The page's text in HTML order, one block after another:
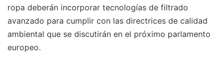
ropa deberán incorporar tecnologías de filtrado
avanzado para cumplir con las directrices de calidad
ambiental que se discutirán en el próximo parlamento
europeo.